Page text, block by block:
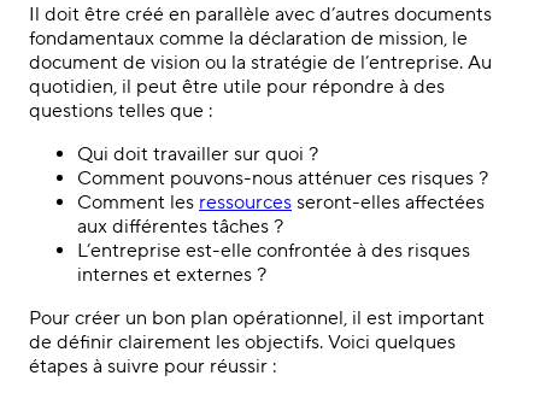
Il doit être créé en parallèle avec d’autres documents
fondamentaux comme la déclaration de mission, le
document de vision ou la stratégie de l’entreprise. Au
quotidien, il peut être utile pour répondre à des
questions telles que :
Qui doit travailler sur quoi ?
Comment pouvons-nous atténuer ces risques ?
Comment les ressources seront-elles affectées
aux différentes tâches ?
L’entreprise est-elle confrontée à des risques
internes et externes ?
Pour créer un bon plan opérationnel, il est important
de définir clairement les objectifs. Voici quelques
étapes à suivre pour réussir :